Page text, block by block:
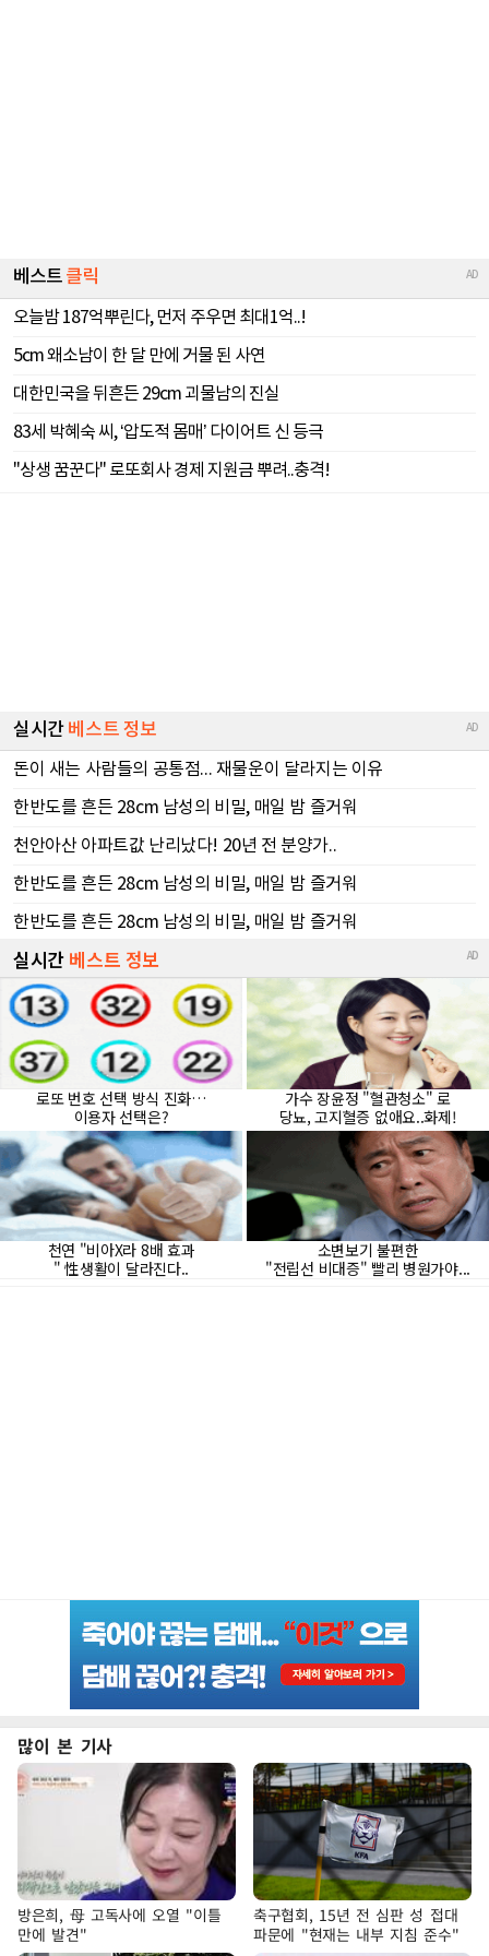
많이 본 기사
방은희, 母 고독사에 오열 "이틀
만에 발견"
축구협회, 15년 전 심판 성 접대
파문에 "현재는 내부 지침 준수"